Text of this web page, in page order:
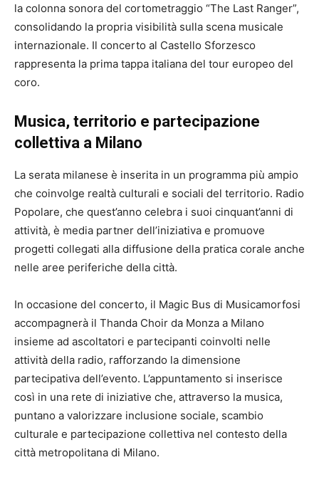
la colonna sonora del cortometraggio “The Last Ranger”,
consolidando la propria visibilità sulla scena musicale
internazionale. Il concerto al Castello Sforzesco
rappresenta la prima tappa italiana del tour europeo del
coro.
Musica, territorio e partecipazione
collettiva a Milano
La serata milanese è inserita in un programma più ampio
che coinvolge realtà culturali e sociali del territorio. Radio
Popolare, che quest’anno celebra i suoi cinquant’anni di
attività, è media partner dell’iniziativa e promuove
progetti collegati alla diffusione della pratica corale anche
nelle aree periferiche della città.
In occasione del concerto, il Magic Bus di Musicamorfosi
accompagnerà il Thanda Choir da Monza a Milano
insieme ad ascoltatori e partecipanti coinvolti nelle
attività della radio, rafforzando la dimensione
partecipativa dell’evento. L’appuntamento si inserisce
così in una rete di iniziative che, attraverso la musica,
puntano a valorizzare inclusione sociale, scambio
culturale e partecipazione collettiva nel contesto della
città metropolitana di Milano.